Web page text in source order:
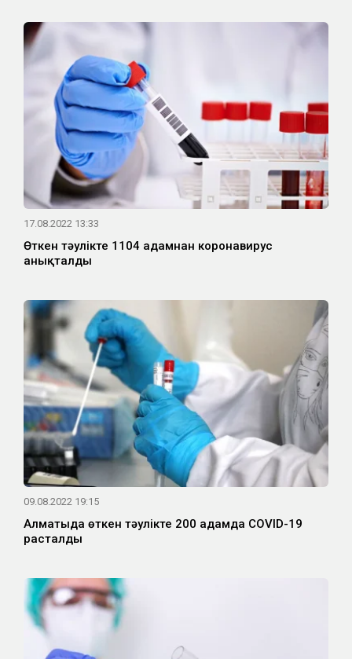
17.08.2022 13:33
Өткен тәулікте 1104 адамнан коронавирус
анықталды
09.08.2022 19:15
Алматыда өткен тәулікте 200 адамда COVID-19
расталды